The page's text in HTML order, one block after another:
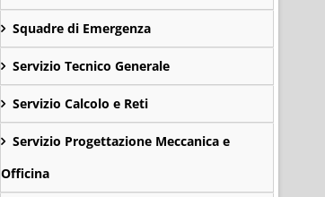
Squadre di Emergenza
Servizio Tecnico Generale
Servizio Calcolo e Reti
Servizio Progettazione Meccanica e
Officina